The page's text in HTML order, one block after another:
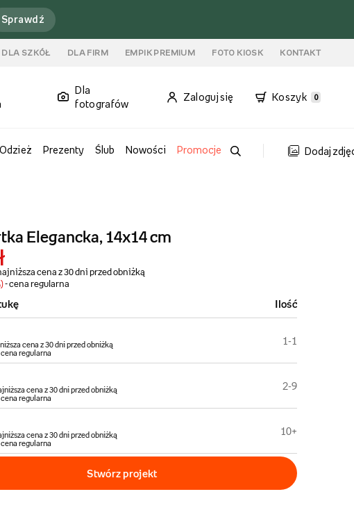
Sprawdź
DLA SZKÓŁ DLA FIRM EMPIK PREMIUM FOTO KIOSK KONTAKT
Dla
fotografów
Zaloguj się Koszyk 0
Odzież Prezenty Ślub Nowości Promocje Dodaj